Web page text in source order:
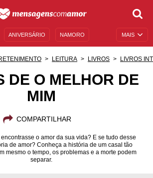
MAIS
ANIVERSÁRIO NAMORO
MENSAGENS DE ANIVERSÁRIO
LEITURA LIVROS LIVROS
DE O MELHOR DE
MIM
COMPARTILHAR
o amor da sua vida? E se tudo desse
de amor? Conheça a história de um casal tão
mesmo o tempo, os problemas e a morte podem
separar.